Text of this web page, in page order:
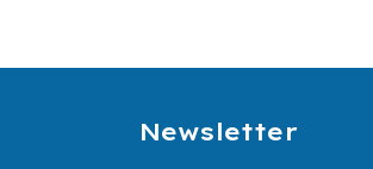
Newsletter